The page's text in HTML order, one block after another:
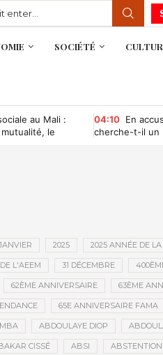
SOCIÉTÉ
au Mali :
le
04:10 En
cherche-t-il un
2025 2025 ANNÉE DE
L'AEEM 31 DÉCEMBRE
62ÈME ANNIVERSAIRE 63ÈME
65E ANNIVERSAIRE FAMA
ABDOULAYE DIOP
CISSÉ ABSI ABSTENTION